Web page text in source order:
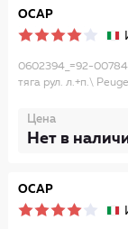
OCAP
0602394_=92-
тяга рул. л.+п.\
Цена
Нет в
OCAP